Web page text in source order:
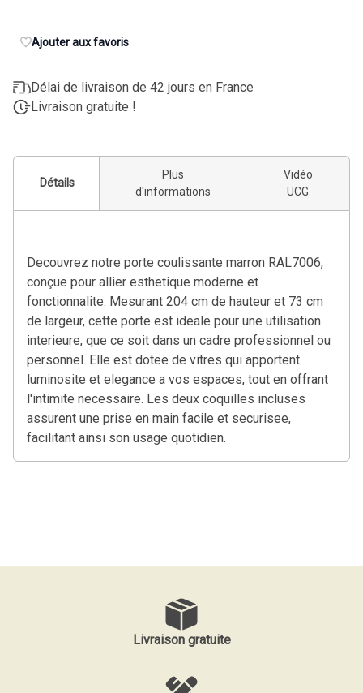
Ajouter aux favoris
Délai de livraison de 42 jours en France
Livraison gratuite !
Détails
Plus
d'informations
Vidéo
UCG
Decouvrez notre porte coulissante marron RAL7006,
conçue pour allier esthetique moderne et
fonctionnalite. Mesurant 204 cm de hauteur et 73 cm
de largeur, cette porte est ideale pour une utilisation
interieure, que ce soit dans un cadre professionnel ou
personnel. Elle est dotee de vitres qui apportent
luminosite et elegance a vos espaces, tout en offrant
l'intimite necessaire. Les deux coquilles incluses
assurent une prise en main facile et securisee,
facilitant ainsi son usage quotidien.
Livraison gratuite